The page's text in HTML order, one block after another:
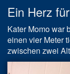
Ein Herz
Kater Momo war
einen vier Meter
zwischen zwei